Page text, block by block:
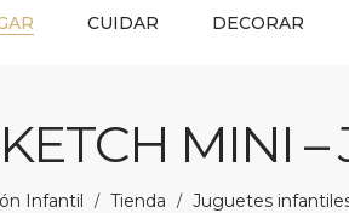
CUIDAR DECORAR
MINI
Infantil / Tienda / Juguetes